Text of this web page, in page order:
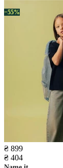
−55%
₴ 899
₴ 404